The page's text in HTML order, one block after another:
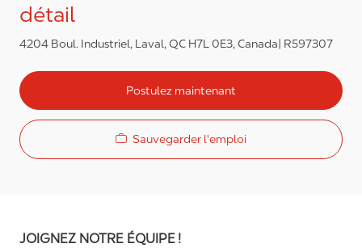
détail
4204 Boul. Industriel, Laval, QC H7L 0E3, Canada R597307
Postulez maintenant
Sauvegarder l'emploi
JOIGNEZ NOTRE ÉQUIPE !